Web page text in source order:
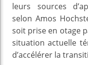
leurs sources
selon Amos
soit prise en otage
situation actuelle
d’accélérer la